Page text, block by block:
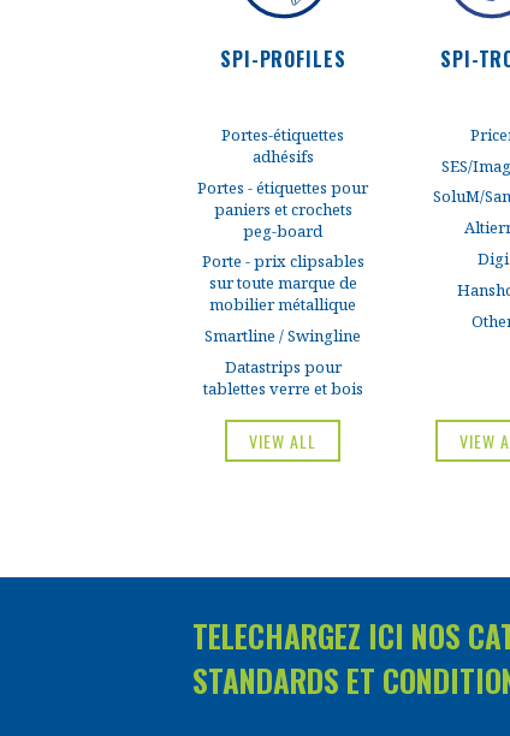
SPI-PROFILES
Portes-étiquettes
adhésifs
Portes - étiquettes pour
paniers et crochets
peg-board
Porte - prix clipsables
sur toute marque de
mobilier métallique
Smartline / Swingline
Datastrips pour
tablettes verre et bois
VIEW ALL
SPI-
SES/
SoluM/
Digi
VIEW
TELECHARGEZ ICI NOS
STANDARDS ET